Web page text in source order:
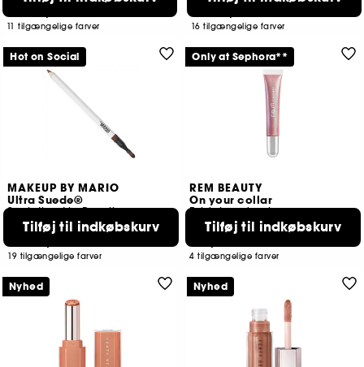
11 tilgængelige farver 16 tilgængelige farver
MAKEUP BY MARIO
Ultra Suede®
Sculpting Lip Pencil
98
19 tilgængelige farver
Tilføj til indkøbskurv
Hot on Social
REM BEAUTY
On your collar
Fyldgivende gloss
6
175,00 KR
4 tilgængelige farver
Tilføj til indkøbskurv
Only at Sephora**
Nyhed Nyhed